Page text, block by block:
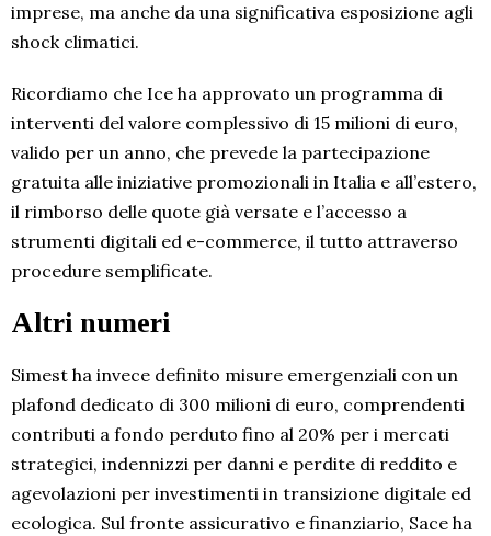
imprese, ma anche da una significativa esposizione agli
shock climatici.
Ricordiamo che Ice ha approvato un programma di
interventi del valore complessivo di 15 milioni di euro,
valido per un anno, che prevede la partecipazione
gratuita alle iniziative promozionali in Italia e all’estero,
il rimborso delle quote già versate e l’accesso a
strumenti digitali ed e-commerce, il tutto attraverso
procedure semplificate.
Altri numeri
Simest ha invece definito misure emergenziali con un
plafond dedicato di 300 milioni di euro, comprendenti
contributi a fondo perduto fino al 20% per i mercati
strategici, indennizzi per danni e perdite di reddito e
agevolazioni per investimenti in transizione digitale ed
ecologica. Sul fronte assicurativo e finanziario, Sace ha